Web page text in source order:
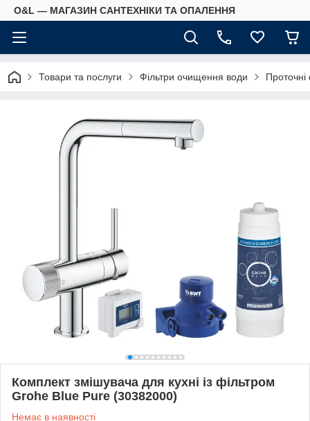
O&L — МАГАЗИН САНТЕХНІКИ ТА ОПАЛЕННЯ
Товари та послуги Фільтри очищення води Проточні
Комплект змішувача для кухні із фільтром
Grohe Blue Pure (30382000)
Немає в наявності